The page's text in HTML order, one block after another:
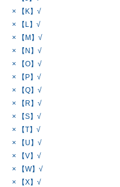
× 【K】√
× 【L】√
× 【M】√
× 【N】√
× 【O】√
× 【P】√
× 【Q】√
× 【R】√
× 【S】√
× 【T】√
× 【U】√
× 【V】√
× 【W】√
× 【X】√